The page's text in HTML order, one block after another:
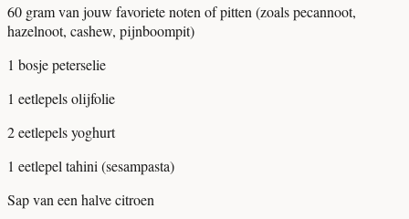
60 gram van jouw favoriete noten of pitten (zoals pecannoot,
hazelnoot, cashew, pijnboompit)
1 bosje peterselie
1 eetlepels olijfolie
2 eetlepels yoghurt
1 eetlepel tahini (sesampasta)
Sap van een halve citroen